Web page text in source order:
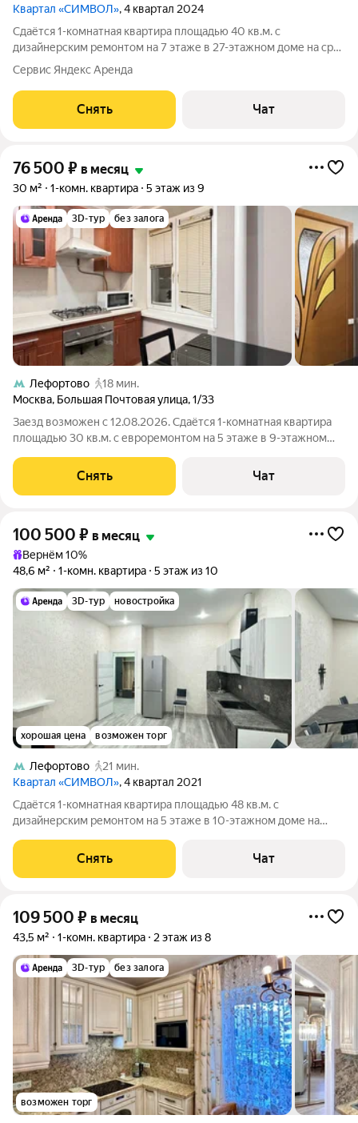
Квартал «СИМВОЛ», 4 квартал 2024
Сдаётся 1-комнатная квартира площадью 40 кв.м. с
дизайнерским ремонтом на 7 этаже в 27-этажном доме на срок
от 11 месяцев. Из техники есть: Телевизор Духовой шкаф
Стиральная машина Холодильник Посудомоечная машина
Кондиционер Бойлер Пылесос
Сервис Яндекс Аренда
Снять Чат
76 500 ₽ в месяц
30 м² 1-комн. квартира 5 этаж из 9
3D-тур без залога
Лефортово
18 мин.
Москва, Большая Почтовая улица,1/33
Заезд возможен с 12.08.2026. Сдаётся 1-комнатная квартира
площадью 30 кв.м. с евроремонтом на 5 этаже в 9-этажном
Стиральная машина Холодильник Кондиционер
Микроволновка Пылесос Дом -
Снять Чат
100 500 ₽ в месяц
Вернём 10%
48,6 м²
1-комн. квартира 5 этаж из 10
3D-тур новостройка
хорошая цена возможен торг
Лефортово
21 мин.
Квартал «СИМВОЛ», 4 квартал 2021
Сдаётся 1-комнатная квартира площадью 48 кв.м. с
дизайнерским ремонтом на 5 этаже в 10-этажном доме на
Холодильник Посудомоечная машина Микроволновка Дом -
монолитный. Коммунальные услуги по
Снять Чат
109 500 ₽ в месяц
43,5 м² 1-комн. квартира 2 этаж из 8
3D-тур без залога
возможен торг